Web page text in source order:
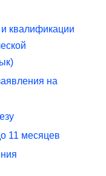
квалификации
на
11 месяцев